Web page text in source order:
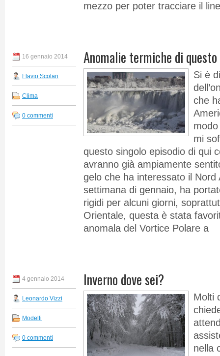
mezzo per poter tracciare il
16 gennaio 2014
Flavio Scolari
Clima
0 commenti
Anomalie termiche di
Si è
che
mi
questo singolo episodio di qui
avranno già ampiamente
gelo che ha interessato il Nord
settimana di gennaio, ha
rigidi per alcuni giorni,
Orientale, questa è stata
anomala del Vortice Polare a
4 gennaio 2014
Leonardo Vizzi
Modelli
0 commenti
Inverno dove sei?
Molti
nella